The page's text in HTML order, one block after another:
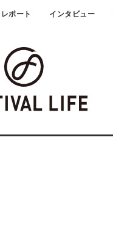
レポート インタビュー